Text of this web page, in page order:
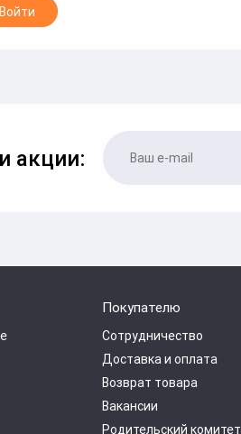
Войти
акции:
Покупателю
Сотрудничество
Доставка и оплата
Возврат товара
Вакансии
Родительский комитет